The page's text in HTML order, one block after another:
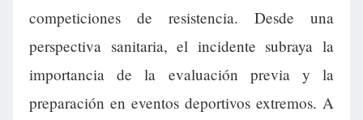
competiciones de resistencia. Desde una
perspectiva sanitaria, el incidente subraya la
importancia de la evaluación previa y la
preparación en eventos deportivos extremos. A